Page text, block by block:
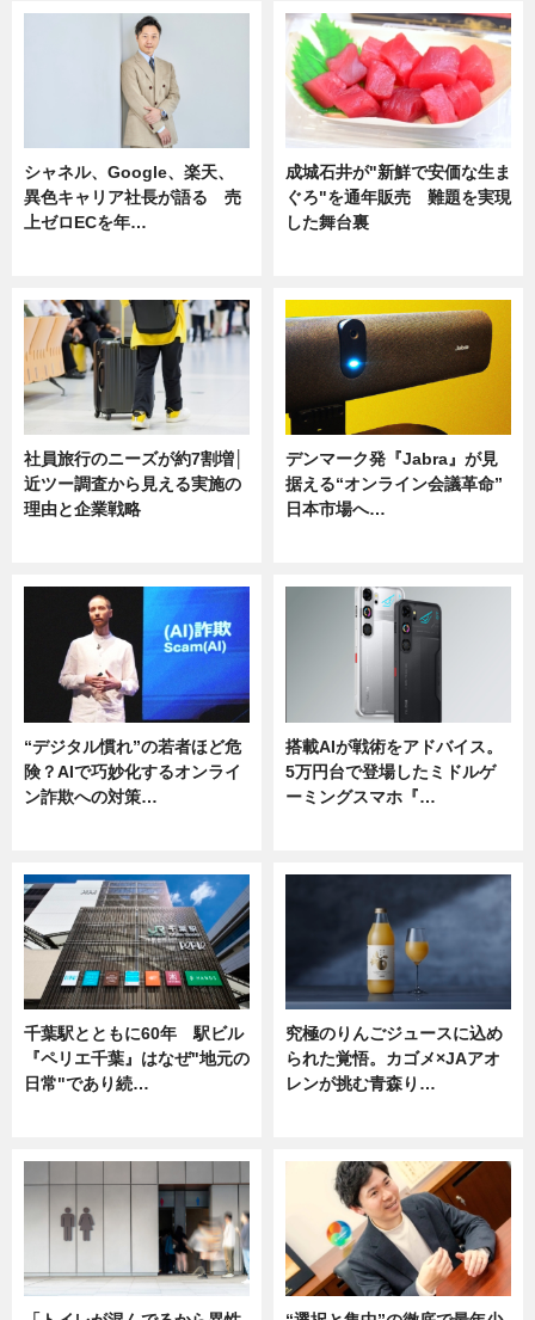
シャネル、Google、楽天、
異色キャリア社長が語る 売
上ゼロECを年…
成城石井が"新鮮で安価な生ま
ぐろ"を通年販売 難題を実現
した舞台裏
社員旅行のニーズが約7割増│
近ツー調査から見える実施の
理由と企業戦略
デンマーク発『Jabra』が見
据える“オンライン会議革命”
日本市場へ…
“デジタル慣れ”の若者ほど危
険？AIで巧妙化するオンライ
ン詐欺への対策…
搭載AIが戦術をアドバイス。
5万円台で登場したミドルゲ
ーミングスマホ『…
千葉駅とともに60年 駅ビル
『ペリエ千葉』はなぜ"地元の
日常"であり続…
究極のりんごジュースに込め
られた覚悟。カゴメ×JAアオ
レンが挑む青森り…